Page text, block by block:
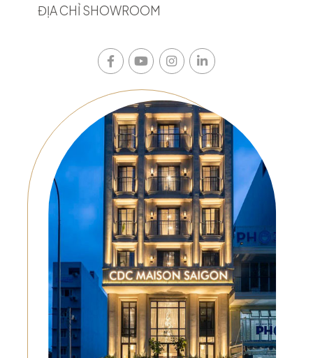
ĐỊA CHỈ SHOWROOM